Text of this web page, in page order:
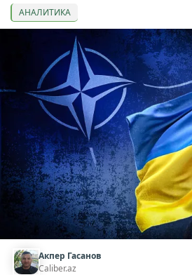
АНАЛИТИКА
Акпер Гасанов
Caliber.az